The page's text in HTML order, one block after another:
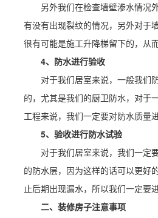
另外我们在检查墙壁渗水情况
有没有出现裂纹的情况，另外对于
很有可能是施工升降梯留下的，从
4、防水进行验收
对于我们居室来说，一般我们
的，尤其是我们的厨卫防水，对于
工程来说，我们一定要对防水质量
5、验收进行防水试验
对于我们居室来说，我们一定
的防水层，因为这样的话可以更好
止后期出现漏水，所以我们一定要
二、装修房子注意事项